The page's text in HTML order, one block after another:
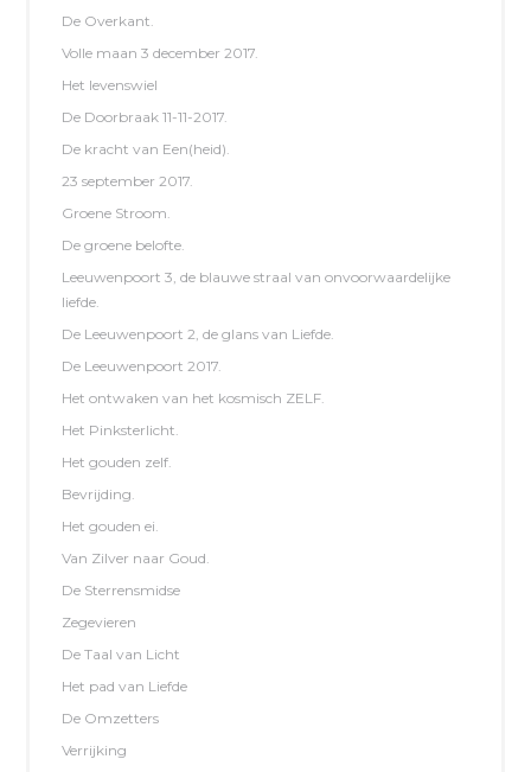
De Overkant.
Volle maan 3 december 2017.
Het levenswiel
De Doorbraak 11-11-2017.
De kracht van Een(heid).
23 september 2017.
Groene Stroom.
De groene belofte.
Leeuwenpoort 3, de blauwe straal van onvoorwaardelijke
liefde.
De Leeuwenpoort 2, de glans van Liefde.
De Leeuwenpoort 2017.
Het ontwaken van het kosmisch ZELF.
Het Pinksterlicht.
Het gouden zelf.
Bevrijding.
Het gouden ei.
Van Zilver naar Goud.
De Sterrensmidse
Zegevieren
De Taal van Licht
Het pad van Liefde
De Omzetters
Verrijking